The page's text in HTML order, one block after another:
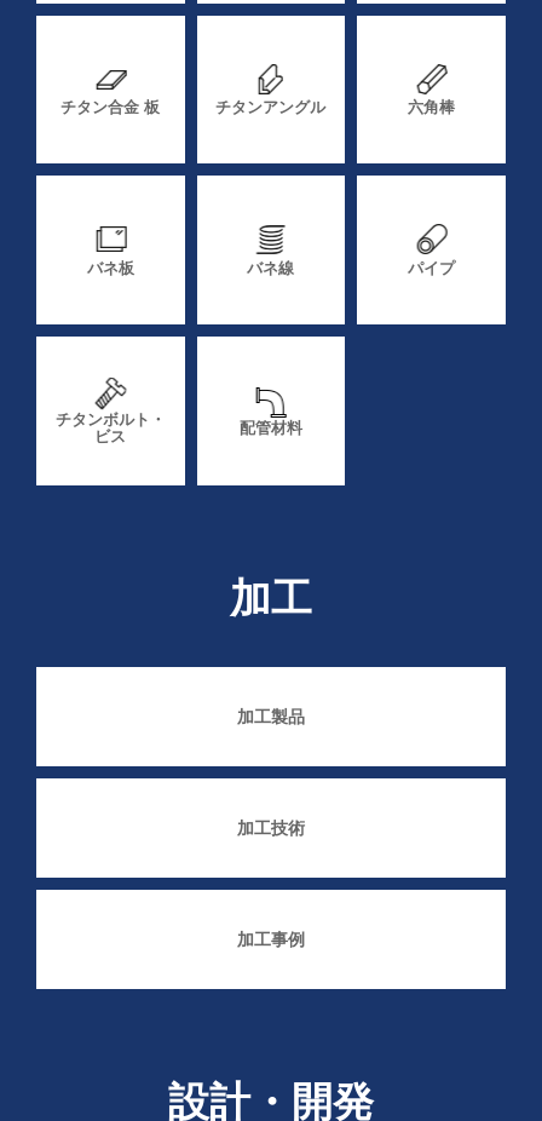
チタン合金 板 チタンアングル 六角棒
バネ板 バネ線 パイプ
チタンボルト・
ビス
配管材料
加工
加工製品
加工技術
加工事例
設計・開発